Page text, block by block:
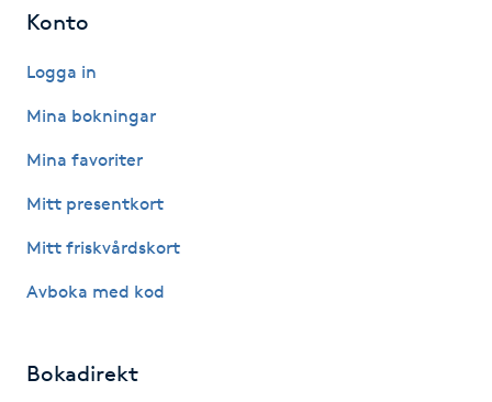
Friskvårdsmassage
Frisör
Färgning
G
Konto
Logga in
Mina bokningar
Mina favoriter
Mitt presentkort
Mitt friskvårdskort
Avboka med kod
Bokadirekt